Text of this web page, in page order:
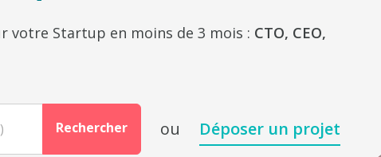
votre Startup en moins de 3 mois : CTO, CEO,
Rechercher ou Déposer un projet